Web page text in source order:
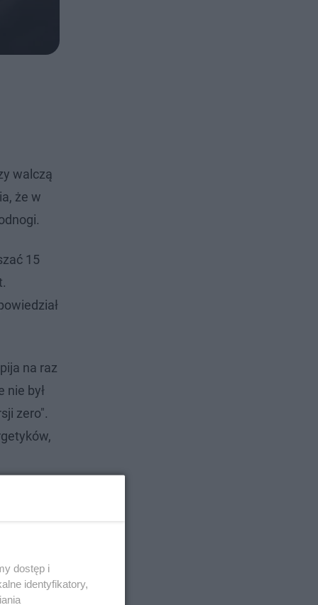
walczą
że w
15
na raz
nie był
zero".
dostęp i
identyfikatory,